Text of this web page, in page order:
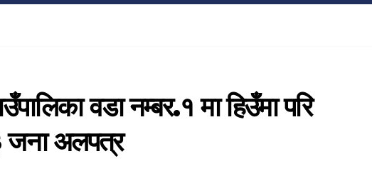
वडा नम्बर.१ मा हिउँमा परि
जना अलपत्र